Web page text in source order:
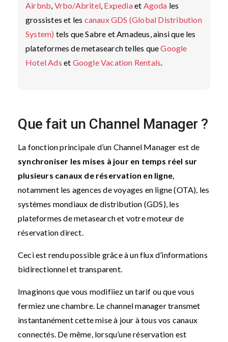
Airbnb, Vrbo/Abritel, Expediaet Agoda les
grossistes et les canaux GDS (Global Distribution
System) tels que Sabre et Amadeus, ainsi que les
plateformes de metasearch telles queGoogle
Hotel Ads et Google Vacation Rentals.
Que fait un Channel Manager ?
La fonction principale d’un Channel Manager est de
synchroniser les mises à jour en temps réel sur
plusieurs canaux de réservation en ligne,
notamment les agences de voyages en ligne (OTA), les
systèmes mondiaux de distribution (GDS), les
plateformes de metasearch et votre moteur de
réservation direct.
Ceci est rendu possible grâce à un flux d’informations
bidirectionnel et transparent.
Imaginons que vous modifiiez un tarif ou que vous
fermiez une chambre. Le channel manager transmet
instantanément cette mise à jour à tous vos canaux
connectés. De même, lorsqu’une réservation est